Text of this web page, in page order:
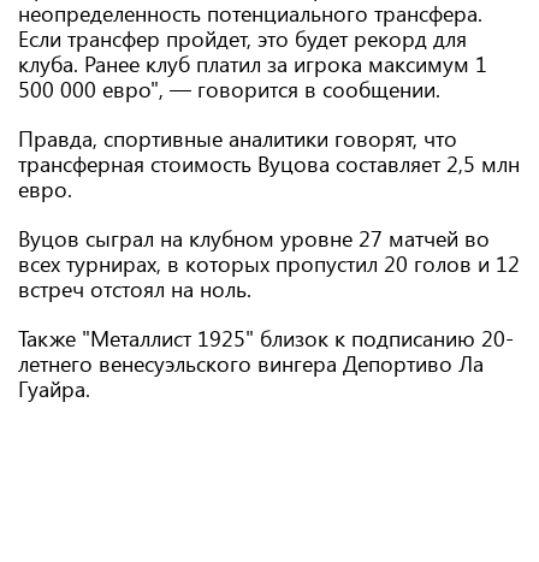
неопределенность потенциального трансфера.
Если трансфер пройдет, это будет рекорд для
клуба. Ранее клуб платил за игрока максимум 1
500 000 евро", — говорится в сообщении.
Правда, спортивные аналитики говорят, что
трансферная стоимость Вуцова составляет 2,5 млн
евро.
Вуцов сыграл на клубном уровне 27 матчей во
всех турнирах, в которых пропустил 20 голов и 12
встреч отстоял на ноль.
Также "Металлист 1925" близок к подписанию 20-
летнего венесуэльского вингера Депортиво Ла
Гуайра.